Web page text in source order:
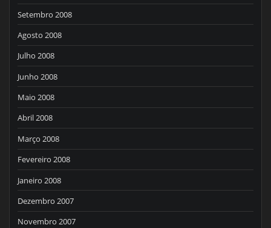
Setembro 2008
Agosto 2008
Julho 2008
Junho 2008
Maio 2008
Abril 2008
Março 2008
Fevereiro 2008
Janeiro 2008
Dezembro 2007
Novembro 2007